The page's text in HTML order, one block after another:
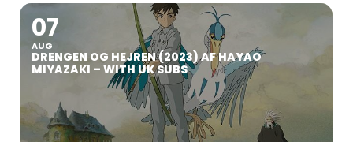
07
AUG
DRENGEN OG HEJREN (2023) AF HAYAO
MIYAZAKI – WITH UK SUBS